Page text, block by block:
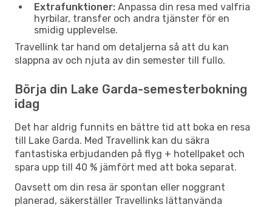
Extrafunktioner: Anpassa din resa med valfria
hyrbilar, transfer och andra tjänster för en
smidig upplevelse.
Travellink tar hand om detaljerna så att du kan
slappna av och njuta av din semester till fullo.
Börja din Lake Garda-semesterbokning
idag
Det har aldrig funnits en bättre tid att boka en resa
till Lake Garda. Med Travellink kan du säkra
fantastiska erbjudanden på flyg + hotellpaket och
spara upp till 40 % jämfört med att boka separat.
Oavsett om din resa är spontan eller noggrant
planerad, säkerställer Travellinks lättanvända